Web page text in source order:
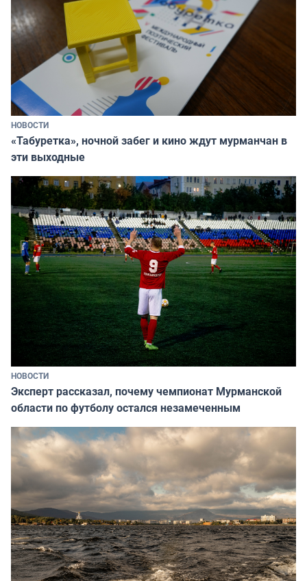
НОВОСТИ
«Табуретка», ночной забег и кино ждут мурманчан в
эти выходные
НОВОСТИ
Эксперт рассказал, почему чемпионат Мурманской
области по футболу остался незамеченным